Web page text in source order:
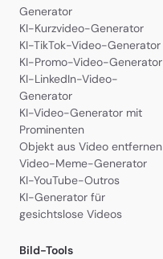
Generator
KI-Kurzvideo-Generator
KI-TikTok-Video-Generator
KI-Promo-Video-Generator
KI-LinkedIn-Video-
Generator
KI-Video-Generator mit
Prominenten
Objekt aus Video entfernen
Video-Meme-Generator
KI-YouTube-Outros
KI-Generator für
gesichtslose Videos
Bild-Tools